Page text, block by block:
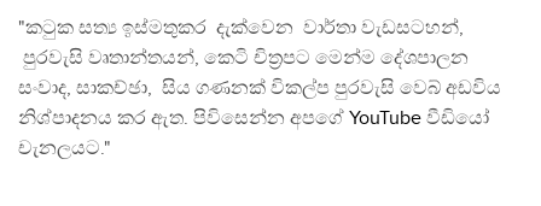
"කටුක සත්‍ය ඉස්මතුකර දැක්වෙන වාර්තා වැඩසටහන්,
පුරවැසි වෘතාන්තයන්, කෙටි චිත්‍රපට මෙන්ම දේශපාලන
සංවාද, සාකච්ඡා, සිය ගණනක් විකල්ප පුරවැසි වෙබ් අඩවිය
නිශ්පාදනය කර ඇත. පිවිසෙන්න අපගේ YouTube වීඩියෝ
චැනලයට."